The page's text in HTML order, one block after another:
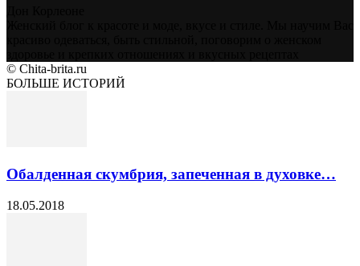
© Chita-brita.ru
БОЛЬШЕ ИСТОРИЙ
Обалденная скумбрия, запеченная в духовке…
18.05.2018